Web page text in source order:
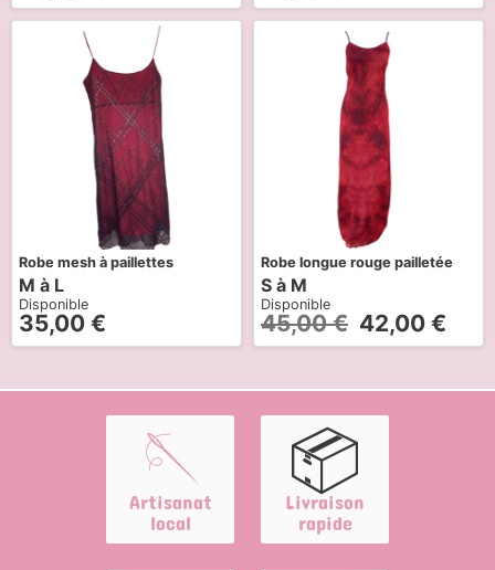
Robe mesh à paillettes
M à L
Disponible
35,00 €
Robe longue rouge pailletée
S à M
Disponible
45,00€ 42,00 €
🪡
Artisanat
local
📦
Livraison
rapide